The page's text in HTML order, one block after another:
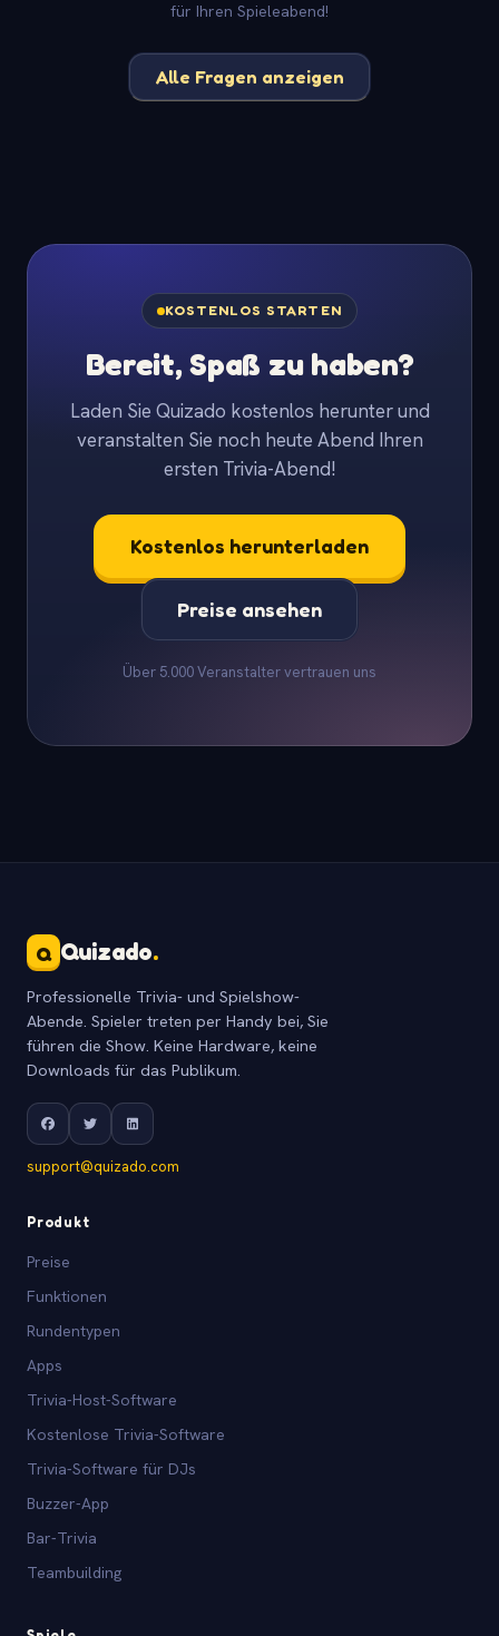
für Ihren Spieleabend!
Alle Fragen anzeigen
KOSTENLOS STARTEN
Bereit, Spaß zu haben?
Laden Sie Quizado kostenlos herunter und
veranstalten Sie noch heute Abend Ihren
ersten Trivia-Abend!
Kostenlos herunterladen
Preise ansehen
Über 5.000 Veranstalter vertrauen uns
Q Quizado.
Professionelle Trivia- und Spielshow-
Abende. Spieler treten per Handy bei, Sie
führen die Show. Keine Hardware, keine
Downloads für das Publikum.
support@quizado.com
Produkt
Preise
Funktionen
Rundentypen
Apps
Trivia-Host-Software
Kostenlose Trivia-Software
Trivia-Software für DJs
Buzzer-App
Bar-Trivia
Teambuilding